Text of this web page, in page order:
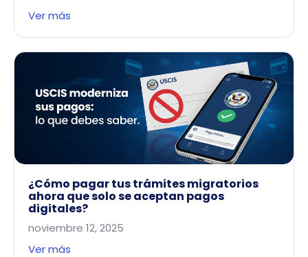
Ver más
¿Cómo pagar tus trámites migratorios
ahora que solo se aceptan pagos
digitales?
noviembre 12, 2025
Ver más